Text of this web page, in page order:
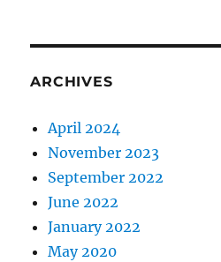
ARCHIVES
April 2024
November 2023
September 2022
June 2022
January 2022
May 2020